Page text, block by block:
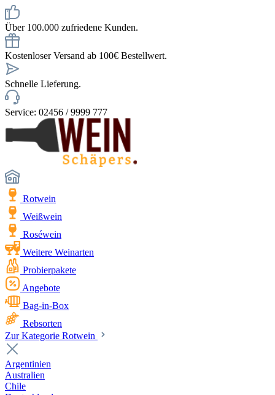
Über 100.000 zufriedene Kunden.
Kostenloser Versand ab 100€ Bestellwert.
Schnelle Lieferung.
Service: 02456 / 9999 777
Rotwein
Weißwein
Roséwein
Weitere Weinarten
Probierpakete
Angebote
Bag-in-Box
Rebsorten
Zur Kategorie Rotwein
Argentinien
Australien
Chile